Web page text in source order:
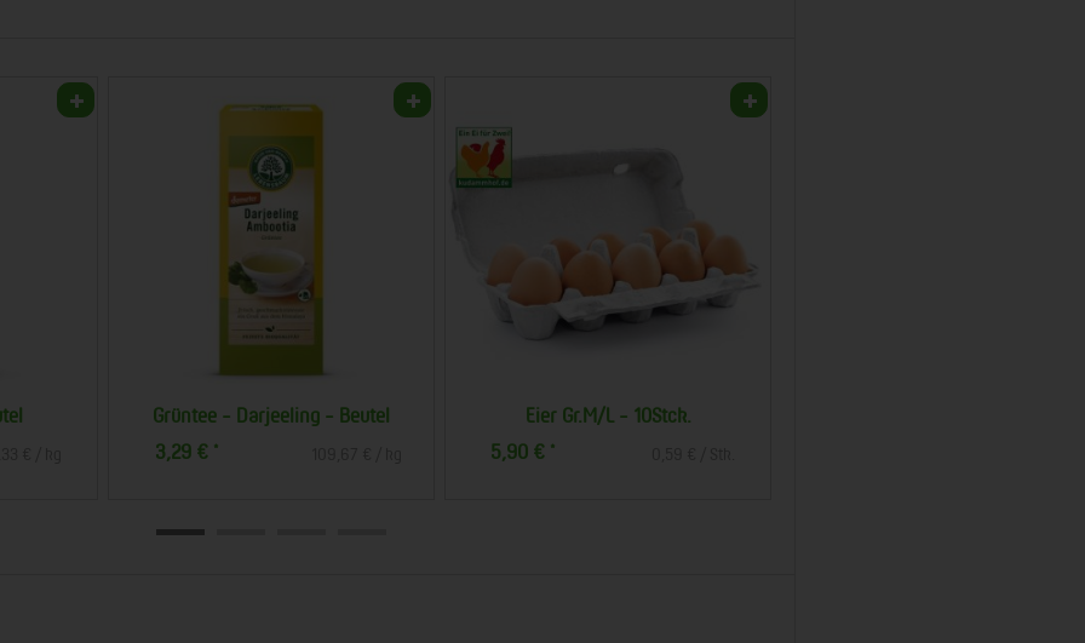
Grüntee - Darjeeling - Beutel
3,29 € *
Eier Gr.M/L - 10Stck.
5,90 € *